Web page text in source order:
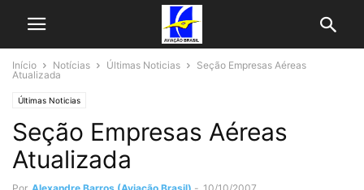
Início Notícias Últimas Noticias
Seção Empresas Aéreas
Atualizada
Últimas Noticias
Seção Empresas Aéreas
Atualizada